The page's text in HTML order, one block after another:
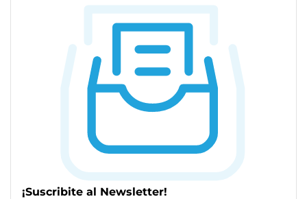
¡Suscribite al Newsletter!